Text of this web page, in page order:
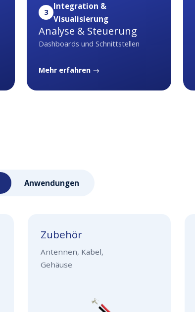
3
Integration &
Visualisierung
Analyse & Steuerung
Dashboards und Schnittstellen
Mehr erfahren →
Anwendungen
Zubehör
Antennen, Kabel,
Gehäuse